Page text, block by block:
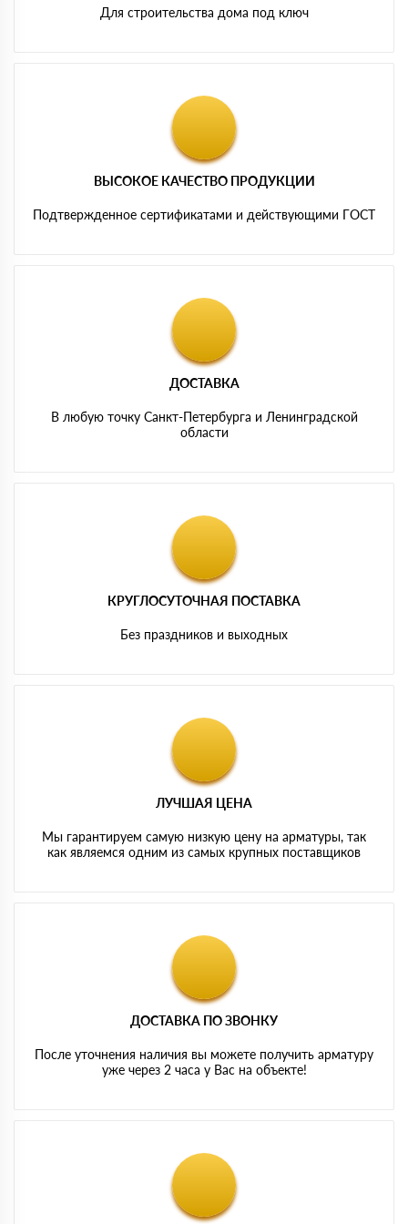
Для строительства дома под ключ
ВЫСОКОЕ КАЧЕСТВО ПРОДУКЦИИ
Подтвержденное сертификатами и действующими ГОСТ
ДОСТАВКА
В любую точку Санкт-Петербурга и Ленинградской
области
КРУГЛОСУТОЧНАЯ ПОСТАВКА
Без праздников и выходных
ЛУЧШАЯ ЦЕНА
Мы гарантируем самую низкую цену на арматуры, так
как являемся одним из самых крупных поставщиков
ДОСТАВКА ПО ЗВОНКУ
После уточнения наличия вы можете получить арматуру
уже через 2 часа у Вас на объекте!